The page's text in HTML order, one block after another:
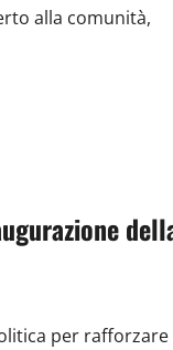
alla comunità,
per rafforzare